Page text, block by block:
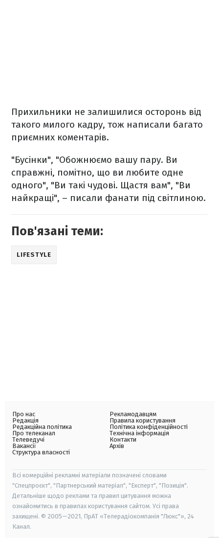
Прихильники не залишилися осторонь від
такого милого кадру, тож написали багато
приємних коментарів.
"Бусінки", "Обожнюємо вашу пару. Ви
справжні, помітно, що ви любите одне
одного", "Ви такі чудові. Щастя вам", "Ви
найкращі", – писали фанати під світлиною.
Пов'язані теми:
LIFESTYLE
Про нас
Редакція
Редакційна політика
Про телеканал
Телеведучі
Вакансії
Структура власності
Рекламодавцям
Правила користування
Політика конфіденційності
Технічна інформація
Контакти
Архів
Всі комерційні рекламні матеріали позначені словами
"Спецпроєкт", "Партнерський матеріал", "Експерт", "Позиція".
Детальніше щодо реклами та правил цитування можна
ознайомитись в правилах користування сайтом. Усі права
захищені. © 2005—2021, ПрАТ «Телерадіокомпанія "Люкс"», 24
Канал.